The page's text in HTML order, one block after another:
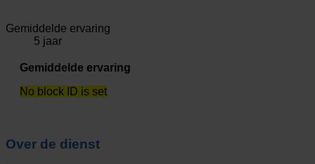
Gemiddelde ervaring
5 jaar
Gemiddelde ervaring
No block ID is set
Over de dienst